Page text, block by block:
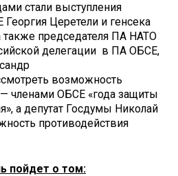
стали выступления
Церетели и генсека
также председателя ПА НАТО
делегации в ПА ОБСЕ,
возможность
членами ОБСЕ «года защиты
а депутат Госдумы Николай
противодействия
пойдет о том: